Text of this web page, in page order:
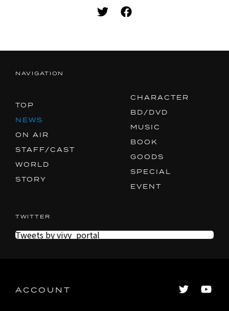
CHARACTER
BOOK
GOODS
SPECIAL
EVENT
NAVIGATION
TOP
NEWS
ON AIR
STAFF/CAST
WORLD
STORY
CHARACTER
BD/DVD
MUSIC
BOOK
GOODS
SPECIAL
EVENT
TWITTER
Tweets by vivy_portal
ACCOUNT